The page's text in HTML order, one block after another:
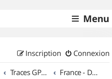
Menu
Connexion
Inscription
Traces GPS de randos VTT France - DOM-TOM